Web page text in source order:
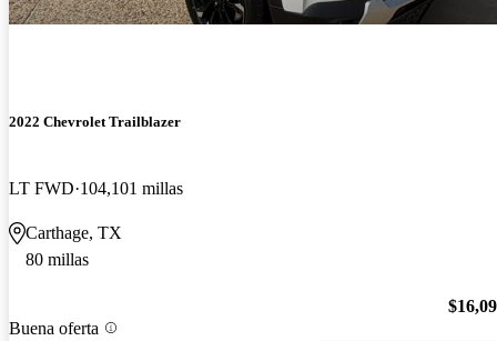
2022 Chevrolet Trailblazer
LT FWD 104,101 millas
Carthage, TX
80 millas
Buena oferta